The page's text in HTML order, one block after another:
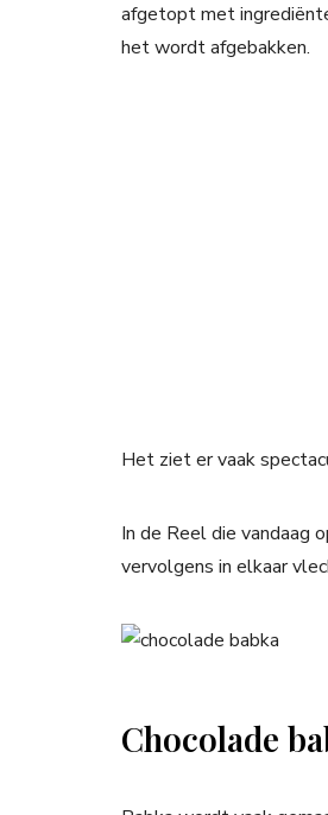
afgetopt met
het wordt afgebakken.
Het ziet er vaak
In de Reel die vandaag
vervolgens in elkaar
Chocolade